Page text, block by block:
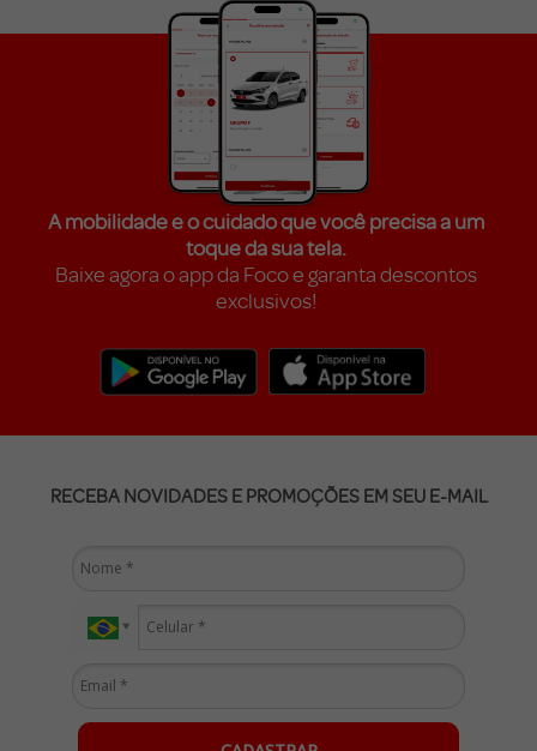
A mobilidade e o cuidado que você precisa a um
toque da sua tela.
Baixe agora o app da Foco e garanta descontos
exclusivos!
RECEBA NOVIDADES E PROMOÇÕES EM SEU E-MAIL